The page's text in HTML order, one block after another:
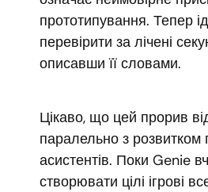
прототипування. Тепер
перевірити за лічені
описавши її словами.
Цікаво, що цей прорив
паралельно з розвитком
асистентів. Поки Genie
створювати цілі ігрові